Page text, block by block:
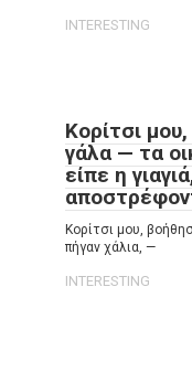
INTERESTING
Κορίτσι
γάλα — τα
είπε η
Κορίτσι μου,
πήγαν χάλια, —
INTERESTING